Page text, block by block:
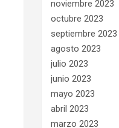
noviembre 2023
octubre 2023
septiembre 2023
agosto 2023
julio 2023
junio 2023
mayo 2023
abril 2023
marzo 2023